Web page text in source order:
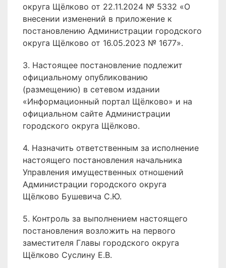
округа Щёлково от 22.11.2024 № 5332 «О
внесении изменений в приложение к
постановлению Администрации городского
округа Щёлково от 16.05.2023 № 1677».
3. Настоящее постановление подлежит
официальному опубликованию
(размещению) в сетевом издании
«Информационный портал Щёлково» и на
официальном сайте Администрации
городского округа Щёлково.
4. Назначить ответственным за исполнение
настоящего постановления начальника
Управления имущественных отношений
Администрации городского округа
Щёлково Бушевича С.Ю.
5. Контроль за выполнением настоящего
постановления возложить на первого
заместителя Главы городского округа
Щёлково Суслину Е.В.